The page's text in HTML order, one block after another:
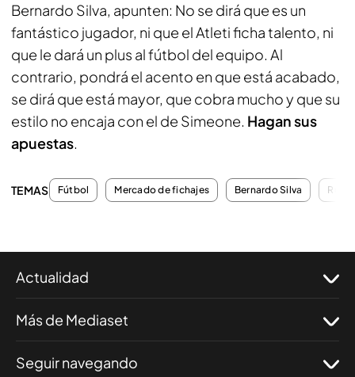
Bernardo Silva, apunten: No se dirá que es un
fantástico jugador, ni que el Atleti ficha talento, ni
que le dará un plus al fútbol del equipo. Al
contrario, pondrá el acento en que está acabado,
se dirá que está mayor, que cobra mucho y que su
estilo no encaja con el de Simeone. Hagan sus
apuestas.
TEMAS Fútbol Mercado de fichajes Bernardo Silva
Actualidad
Más de Mediaset
Seguir navegando